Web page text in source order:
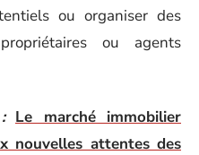
ou organiser des
ou agents
Le marché immobilier
nouvelles attentes des